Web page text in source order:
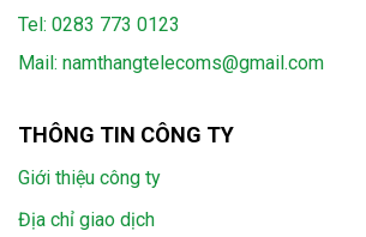
Tel: 0283 773 0123
Mail: namthangtelecoms@gmail.com
THÔNG TIN CÔNG TY
Giới thiệu công ty
Địa chỉ giao dịch